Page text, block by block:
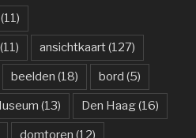
(11)
(11) ansichtkaart(127)
beelden (18) bord (5)
(13) Den Haag(16)
domtoren (12)